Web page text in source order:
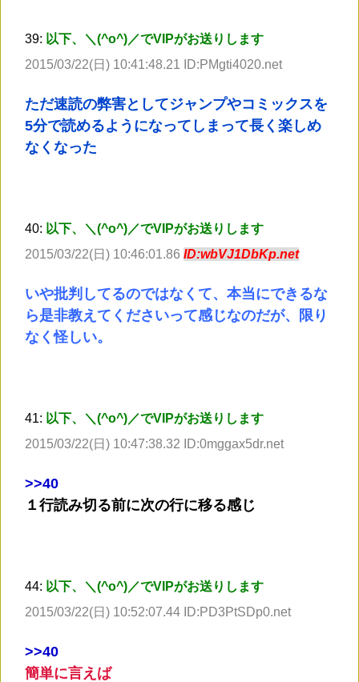
39: 以下、＼(^o^)／でVIPがお送りします
2015/03/22(日) 10:41:48.21 ID:PMgti4020.net
ただ速読の弊害としてジャンプやコミックスを
5分で読めるようになってしまって長く楽しめ
なくなった
40: 以下、＼(^o^)／でVIPがお送りします
2015/03/22(日) 10:46:01.86 ID:wbVJ1DbKp.net
いや批判してるのではなくて、本当にできるな
ら是非教えてくださいって感じなのだが、限り
なく怪しい。
41: 以下、＼(^o^)／でVIPがお送りします
2015/03/22(日) 10:47:38.32 ID:0mggax5dr.net
>>40
１行読み切る前に次の行に移る感じ
44: 以下、＼(^o^)／でVIPがお送りします
2015/03/22(日) 10:52:07.44 ID:PD3PtSDp0.net
>>40
簡単に言えば